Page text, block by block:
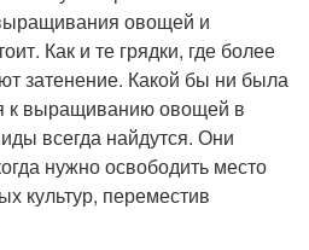
овощей и
Как и те грядки, где более
затенение. Какой бы ни была
к выращиванию овощей в
всегда найдутся. Они
нужно освободить место
культур, переместив